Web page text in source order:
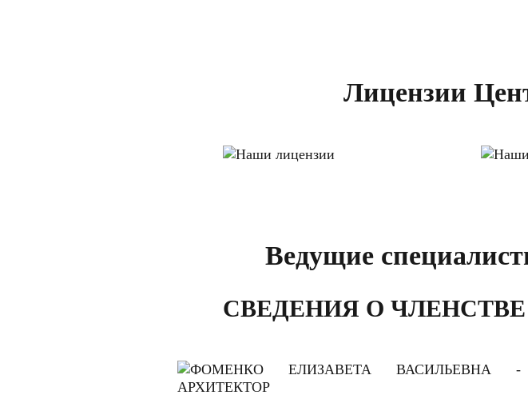
Лицензии
Ведущие
СВЕДЕНИЯ О